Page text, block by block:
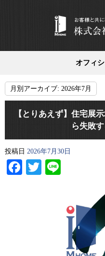
オフィ
月別アーカイブ: 2026年7月
【とりあえず】住宅展
ら失敗す
投稿日 2026年7月30日
Facebook
Twitter